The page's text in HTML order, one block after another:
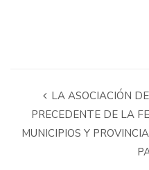
LA ASOCIACIÓN
PRECEDENTE DE LA
MUNICIPIOS Y